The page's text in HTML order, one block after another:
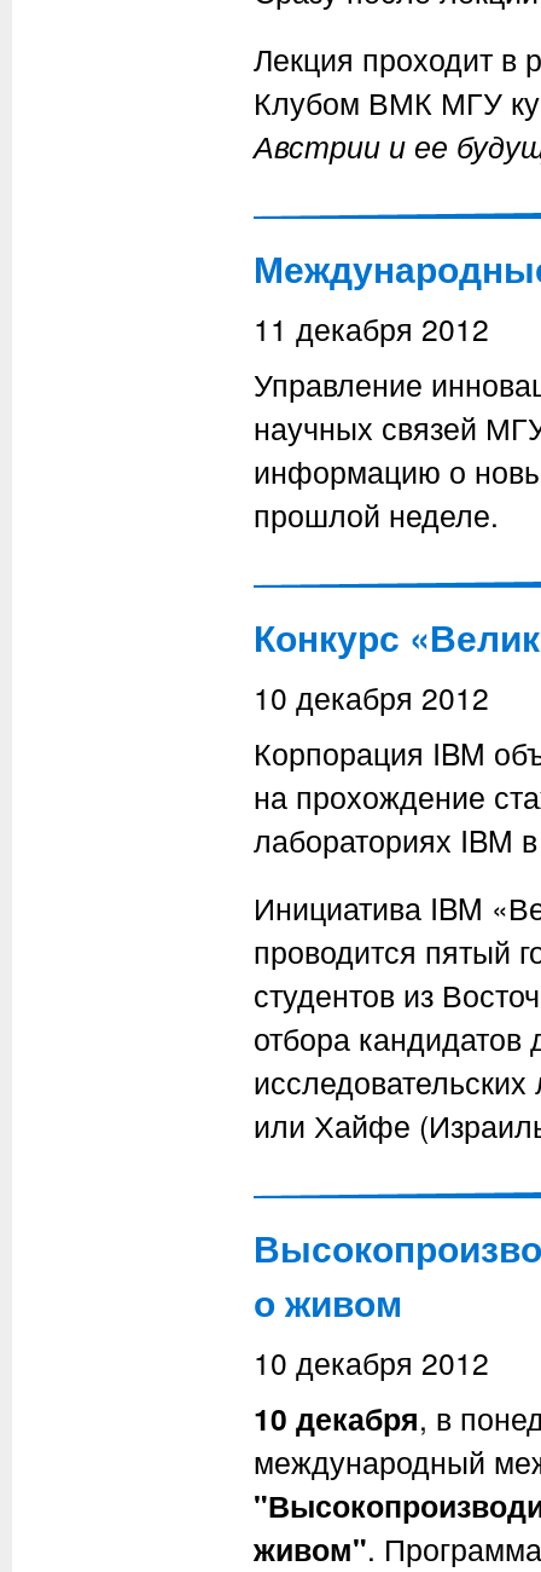
Лекция проходит в
Клубом ВМК МГУ
Австрии и ее
11 декабря 2012
Управление
научных связей
информацию о
прошлой неделе.
Конкурс
10 декабря 2012
Корпорация IBM
на прохождение
лабораториях IBM
Инициатива IBM
проводится пятый
студентов из
отбора кандидатов
или Хайфе
о живом
10 декабря 2012
10 декабря, в
международный
живом".